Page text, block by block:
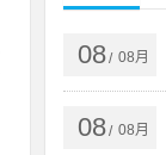
08/ 08月
08/ 08月